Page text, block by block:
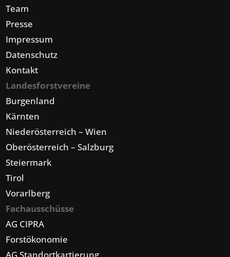
Team
Presse
Impressum
Datenschutz
Kontakt
Landesforstvereine
Burgenland
Kärnten
Niederösterreich – Wien
Oberösterreich – Salzburg
Steiermark
Tirol
Vorarlberg
Fachausschüsse
AG CIPRA
Forstökonomie